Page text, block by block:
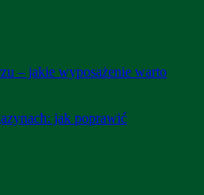
– jakie wyposażenie warto
jak poprawić